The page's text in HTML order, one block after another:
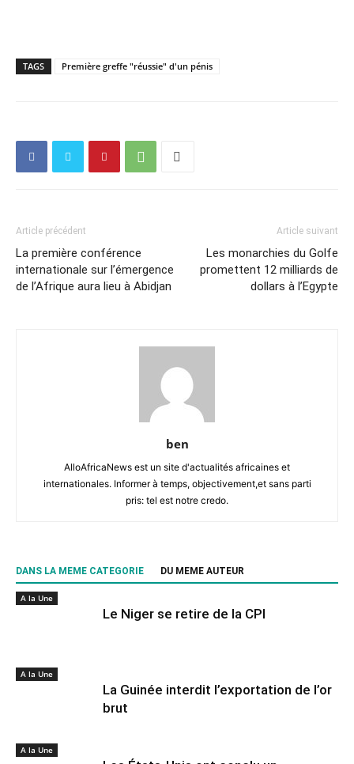
TAGS Première greffe "réussie" d'un pénis
Article précédent
La première conférence
internationale sur l’émergence
de l’Afrique aura lieu à Abidjan
Article suivant
Les monarchies du Golfe
promettent 12 milliards de
dollars à l’Egypte
ben
AlloAfricaNews est un site d'actualités africaines et
internationales. Informer à temps, objectivement,et sans parti
pris: tel est notre credo.
DANS LA MEME CATEGORIE DU MEME AUTEUR
A la Une
Le Niger se retire de la CPI
A la Une
La Guinée interdit l’exportation de l’or
brut
A la Une